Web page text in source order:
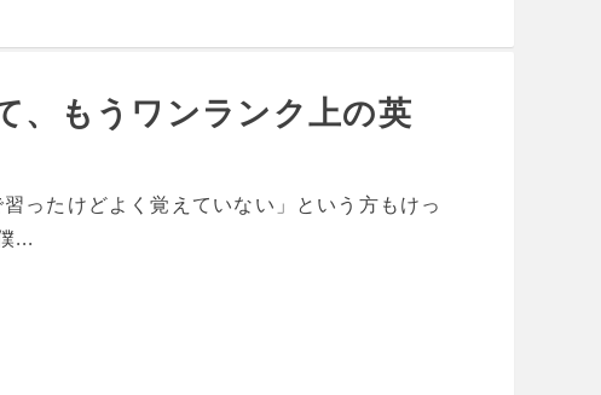
、もうワンランク上の英
ったけどよく覚えていない」という方もけっ
...